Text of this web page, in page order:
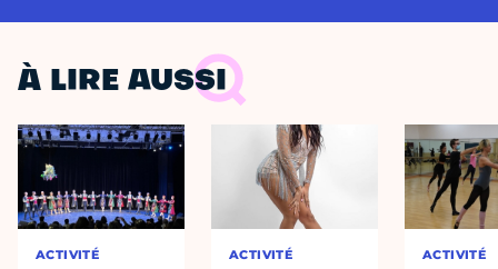
À LIRE AUSSI
ACTIVITÉ ACTIVITÉ ACTIVITÉ